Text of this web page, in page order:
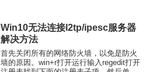
Win10无法连接l2tp/ipesc服务器
解决方法
首先关闭所有的网络防火墙，以免是防火
墙的原因。win+r打开运行输入regedit打开